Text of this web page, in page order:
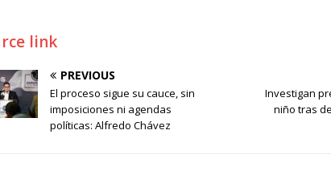
link
PREVIOUS
El proceso sigue su cauce, sin
imposiciones ni agendas
políticas: Alfredo Chávez
Investigan
niño tras